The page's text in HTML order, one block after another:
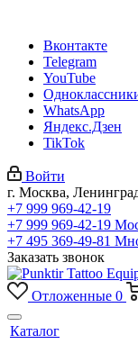
Вконтакте
Telegram
YouTube
WhatsApp
Яндекс.Дзен
TikTok
Войти
г. Москва,
+7 999 969-42-19
+7 999 969-42-19
+7 495 369-49-81
Заказать звонок
Отложенные 0
Каталог